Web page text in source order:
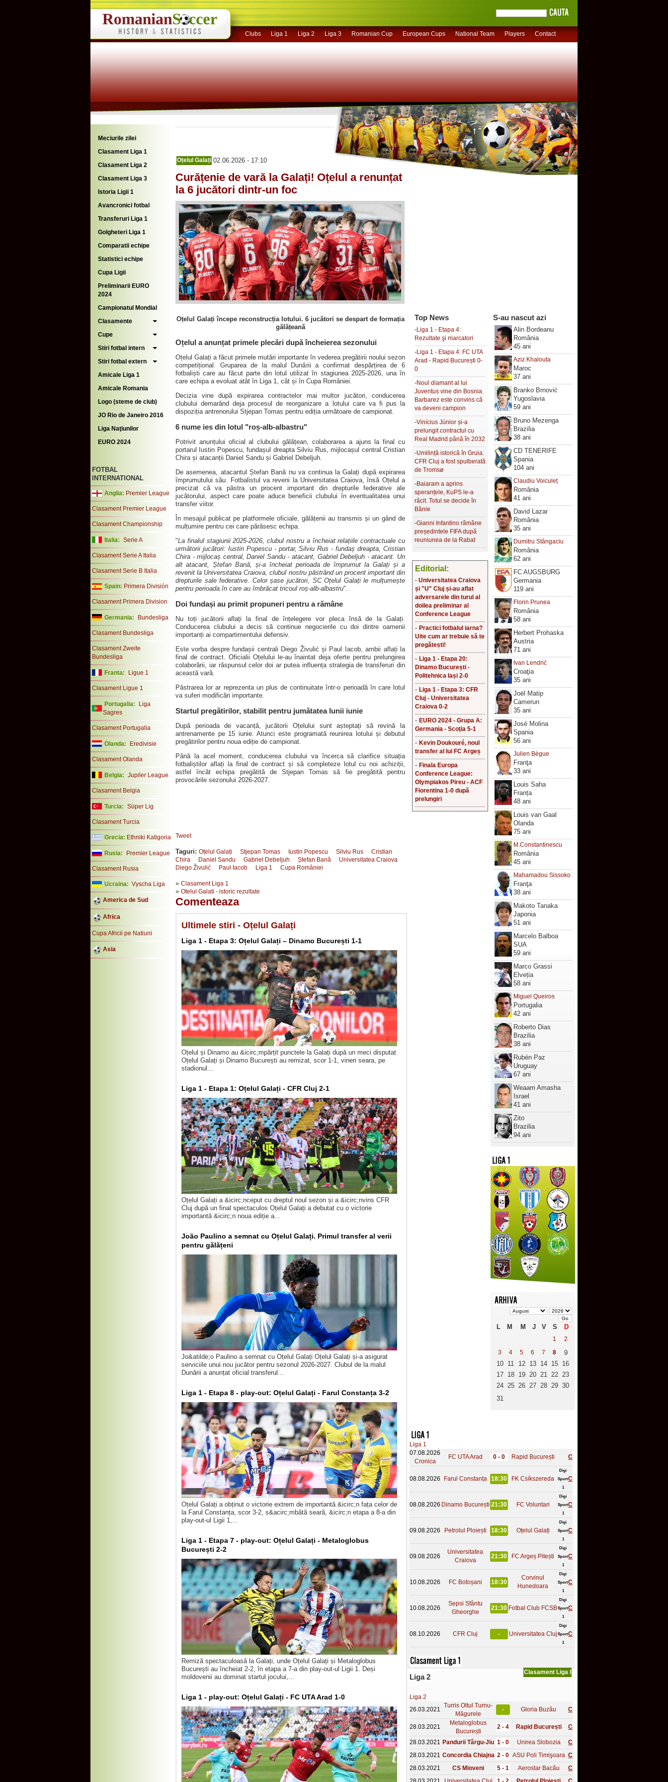
Clubs Liga 1 Liga 2 Liga 3 Romanian Cup European Cups National Team Players Contact
Meciurile zilei
Clasament Liga 1
Clasament Liga 2
Clasament Liga 3
Istoria Ligii 1
Avancronici fotbal
Transferuri Liga 1
Golgheteri Liga 1
Comparatii echipe
Statistici echipe
Cupa Ligii
Preliminarii EURO
2024
Campionatul Mondial
Clasamente
Cupe
Stiri fotbal intern
Stiri fotbal extern
Amicale Liga 1
Amicale Romania
Logo (steme de club)
JO Rio de Janeiro 2016
Liga Naţiunilor
EURO 2024
FOTBAL
INTERNATIONAL
Anglia: Premier League
Clasament Premier League
Clasament Championship
Italia: Serie A
Clasament Serie A Italia
Clasament Serie B Italia
Spain: Primera División
Clasament Primera Division
Germania: Bundesliga
Clasament Bundesliga
Clasament Zweite
Bundesliga
Franta: Ligue 1
Clasament Ligue 1
Portugalia:
Liga
Sagres
Clasament Portugalia
Olanda: Eredivisie
Clasament Olanda
Belgia: Jupiler League
Clasament Belgia
Turcia: Süper Lig
Clasament Turcia
Grecia: Ethniki Katigoria
Rusia: Premier League
Clasament Rusia
Ucraina: Vyscha Liga
America de Sud
Africa
Cupa Africii pe Natiuni
Asia
Oțelul Galați 02.06.2026 - 17:10
Curățenie de vară la Galați! Oțelul a renunțat
la 6 jucători dintr-un foc
Oțelul Galați începe reconstrucția lotului. 6 jucători se despart de formația
gălățeană
Oțelul a anunțat primele plecări după încheierea sezonului
Oțelul Galați a făcut primele mutări importante în vederea pregătirii noului sezon
competițional. Gruparea de la malul Dunării a confirmat despărțirea de 6
fotbaliști care au făcut parte din lotul utilizat în stagiunea 2025-2026, una în
care echipa a evoluat atât în Liga 1, cât și în Cupa României.
Decizia vine după expirarea contractelor mai multor jucători, conducerea
clubului demarând deja procesul de reorganizare a lotului care va fi pus la
dispoziția antrenorului Stjepan Tomas pentru ediția următoare de campionat.
6 nume ies din lotul "roș-alb-albastru"
Potrivit anunțului oficial al clubului gălățean, colaborarea a ajuns la final cu
portarul Iustin Popescu, fundașul dreapta Silviu Rus, mijlocașul central Cristian
Chira și atacanții Daniel Sandu și Gabriel Debeljuh.
De asemenea, atacantul Ștefan Bană nu va continua la Galați după expirarea
împrumutului său. Fotbalistul va reveni la Universitatea Craiova, însă Oțelul a
precizat că va păstra un procent important din drepturile federative ale
jucătorului, aspect care poate aduce beneficii clubului în eventualitatea unui
transfer viitor.
În mesajul publicat pe platformele oficiale, gălățenii au transmis și un gând de
mulțumire pentru cei care părăsesc echipa.
"La finalul stagiunii 2025-2026, clubul nostru a încheiat relațiile contractuale cu
următorii jucători: Iustin Popescu - portar, Silviu Rus - fundaș dreapta, Cristian
Chira - mijlocaș central, Daniel Sandu - atacant, Gabriel Debeljuh - atacant. Un
alt atacant, Ștefan Bană, și-a încheiat perioada de împrumut la Galați și a
revenit la Universitatea Craiova, clubul nostru păstrând un procent important din
drepturile sale federative. Celor șase jucători, SC Oțelul Galați le mulțumește
pentru perioada în care au îmbrăcat tricoul roș-alb-albastru".
Doi fundași au primit propuneri pentru a rămâne
Nu toți jucătorii aflați la final de înțelegere vor pleca însă de la Galați.
Conducerea clubului a decis să continue negocierile cu doi dintre oamenii
importanți ai compartimentului defensiv.
Este vorba despre fundașii centrali Diego Živulić și Paul Iacob, ambii aflați la
final de contract. Oficialii Oțelului le-au înaintat deja oferte pentru prelungirea
colaborării, iar răspunsul celor doi ar putea influența strategia de transferuri din
această vară.
Păstrarea lor ar reprezenta un plus de continuitate într-o perioadă în care lotul
va suferi modificări importante.
Startul pregătirilor, stabilit pentru jumătatea lunii iunie
După perioada de vacanță, jucătorii Oțelului sunt așteptați să revină la
antrenamente pe 15 iunie. Atunci este programată reunirea lotului și debutul
pregătirilor pentru noua ediție de campionat.
Până la acel moment, conducerea clubului va încerca să clarifice situația
fotbaliștilor aflați la final de contract și să completeze lotul cu noi achiziții,
astfel încât echipa pregătită de Stjepan Tomas să fie pregătită pentru
provocările sezonului 2026-2027.
Tweet
Taguri: Oțelul Galați Stjepan Tomas Iustin Popescu Silviu Rus
Cristian
Chira
Daniel Sandu Gabriel Debeljuh Ștefan Bană
Universitatea Craiova
Diego Živulić
Paul Iacob Liga 1 Cupa României
» Clasament Liga 1
» Otelul Galati - istoric rezultate
Comenteaza
Ultimele stiri - Oțelul Galați
Liga 1 - Etapa 3: Oțelul Galați – Dinamo București 1-1
Oțelul și Dinamo au &icirc;mpărțit punctele la Galați după un meci disputat
Oțelul Galați și Dinamo București au remizat, scor 1-1, vineri seara, pe
stadionul...
Liga 1 - Etapa 1: Oțelul Galați - CFR Cluj 2-1
Oțelul Galați a &icirc;nceput cu dreptul noul sezon și a &icirc;nvins CFR
Cluj după un final spectaculos Oțelul Galați a debutat cu o victorie
importantă &icirc;n noua ediție a...
João Paulino a semnat cu Oțelul Galați. Primul transfer al verii
pentru gălățeni
Jo&atilde;o Paulino a semnat cu Oțelul Galați Oțelul Galați și-a asigurat
serviciile unui nou jucător pentru sezonul 2026-2027. Clubul de la malul
Dunării a anunțat oficial transferul...
Liga 1 - Etapa 8 - play-out: Oțelul Galați - Farul Constanța 3-2
Oțelul Galați a obținut o victorie extrem de importantă &icirc;n fața celor de
la Farul Constanța, scor 3-2, s&acirc;mbătă seară, &icirc;n etapa a 8-a din
play-out-ul Ligii 1,...
Liga 1 - Etapa 7 - play-out: Oțelul Galați - Metaloglobus
București 2-2
Remiză spectaculoasă la Galați, unde Oțelul Galați și Metaloglobus
București au încheiat 2-2, în etapa a 7-a din play-out-ul Ligii 1. Deși
moldovenii au dominat startul jocului,...
Liga 1 - play-out: Oțelul Galați - FC UTA Arad 1-0
Top News
-Liga 1 - Etapa 4:
Rezultate şi marcatori
-Liga 1 - Etapa 4: FC UTA
Arad - Rapid București 0-
0
-Noul diamant al lui
Juventus vine din Bosnia.
Barbarez este convins că
va deveni campion
-Vinícius Júnior și-a
prelungit contractul cu
Real Madrid până în 2032
-Umilință istorică în Gruia.
CFR Cluj a fost spulberată
de Tromsø
-Baiaram a aprins
speranțele, KuPS le-a
răcit. Totul se decide în
Bănie
-Gianni Infantino rămâne
președintele FIFA după
reuniunea de la Rabat
Editorial:
- Universitatea Craiova
și "U" Cluj și-au aflat
adversarele din turul al
doilea preliminar al
Conference League
- Practici fotbalul iarna?
Uite cum ar trebuie să te
pregătești!
- Liga 1 - Etapa 20:
Dinamo București -
Politehnica Iași 2-0
- Liga 1 - Etapa 3: CFR
Cluj - Universitatea
Craiova 0-2
- EURO 2024 - Grupa A:
Germania - Scoţia 5-1
- Kevin Doukouré, noul
transfer al lui FC Argeș
- Finala Europa
Conference League:
Olympiakos Pireu - ACF
Fiorentina 1-0 după
prelungiri
S-au nascut azi
Alin Bordeanu
România
45 ani
Aziz Khalouta
Maroc
37 ani
Branko Brnović
Yugoslavia
59 ani
Bruno Mezenga
Brazilia
38 ani
CD TENERIFE
Spania
104 ani
Claudiu Voiculeț
România
41 ani
David Lazar
România
35 ani
Dumitru Stângaciu
România
62 ani
FC AUGSBURG
Germania
119 ani
Florin Prunea
România
58 ani
Herbert Prohaska
Austria
71 ani
Ivan Lendrić
Croaţia
35 ani
Joël Matip
Camerun
35 ani
José Molina
Spania
56 ani
Julien Bègue
Franţa
33 ani
Louis Saha
Franța
48 ani
Louis van Gaal
Olanda
75 ani
M.Constantinescu
România
45 ani
Mahamadou Sissoko
Franţa
38 ani
Makoto Tanaka
Japonia
51 ani
Marcelo Balboa
SUA
59 ani
Marco Grassi
Elveția
58 ani
Miguel Queiros
Portugalia
42 ani
Roberto Dias
Brazilia
38 ani
Rubén Paz
Uruguay
67 ani
Weaam Amasha
Israel
41 ani
Zito
Brazilia
94 ani
L M M J V S D
1
2
3
4 5 6 7 8
9
10
11 12 13 14 15
16
17
18 19 20 21 22 23
24 25 26 27 28 29 30
31
Liga 1
07.08.2026
Cronica
FC UTA Arad 0 - 0 Rapid București C
08.08.2026 Farul Constanța 18:30 FK Csíkszereda
Digi
Sport
1
C
08.08.2026 Dinamo București 21:30 FC Voluntari
Digi
Sport
1
C
09.08.2026 Petrolul Ploiești 18:30 Oțelul Galați
Digi
Sport
1
C
09.08.2026
Universitatea
Craiova
21:30 FC Argeș Pitești
Digi
Sport
1
C
10.08.2026 FC Botoșani 18:30
Corvinul
Hunedoara
Digi
Sport
1
C
10.08.2026
Sepsi Sfântu
Gheorghe
21:30 Fotbal Club FCSB
Digi
Sport
1
C
08.10.2026 CFR Cluj - Universitatea Cluj
Digi
Sport
1
C
Clasament Liga I
Liga 2
Liga 2
26.03.2021
Turris Oltul Turnu-
Măgurele
- Gloria Buzău C
28.03.2021
Metaloglobus
București
2 - 4 Rapid București C
28.03.2021 Pandurii Târgu-Jiu 1 - 0 Unirea Slobozia
C
28.03.2021 Concordia Chiajna 2 - 0 ASU Poli Timişoara C
28.03.2021
CS Mioveni 5 - 1 Aerostar Bacău
C